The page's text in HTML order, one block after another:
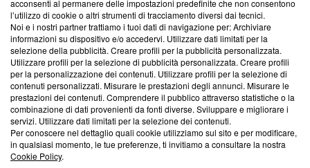
Team editoriale
Corporate
Redazione
Informativa Privacy
Cookie Policy
Blasting SA, IDI CHE-247.845.224, Via Carlo Frasca, 3 - 6900
Lugano (Svizzera) Tel:+39 0690258937
acconsenti al permanere delle impostazioni predefinite che non consentono
l’utilizzo di cookie o altri strumenti di tracciamento diversi dai tecnici.
Noi e i nostri partner trattiamo i tuoi dati di navigazione per: Archiviare
informazioni su dispositivo e/o accedervi. Utilizzare dati limitati per la
selezione della pubblicità. Creare profili per la pubblicità personalizzata.
Utilizzare profili per la selezione di pubblicità personalizzata. Creare profili
per la personalizzazione dei contenuti. Utilizzare profili per la selezione di
contenuti personalizzati. Misurare le prestazioni degli annunci. Misurare le
prestazioni dei contenuti. Comprendere il pubblico attraverso statistiche o la
combinazione di dati provenienti da fonti diverse. Sviluppare e migliorare i
servizi. Utilizzare dati limitati per la selezione dei contenuti.
Per conoscere nel dettaglio quali cookie utilizziamo sul sito e per modificare,
in qualsiasi momento, le tue preferenze, ti invitiamo a consultare la nostra
Cookie Policy.